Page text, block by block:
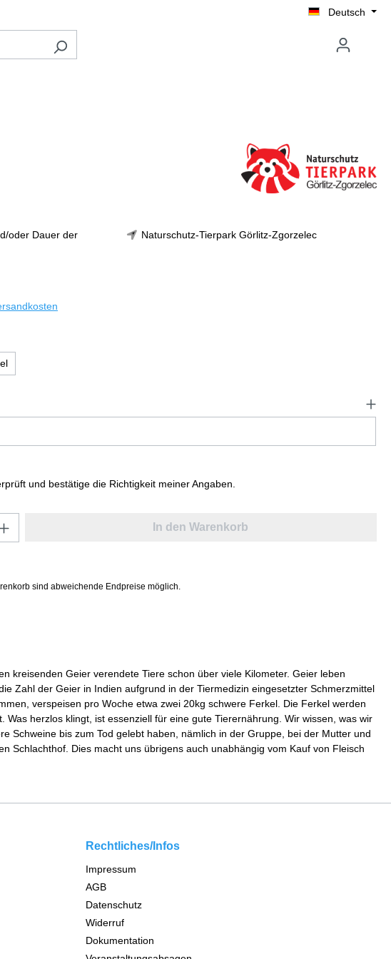
Deutsch
oder Dauer der
Naturschutz-Tierpark Görlitz-Zgorzelec
und bestätige die Richtigkeit meiner Angaben.
In den Warenkorb
sind abweichende Endpreise möglich.
kreisenden Geier verendete Tiere schon über viele Kilometer. Geier leben
Zahl der Geier in Indien aufgrund in der Tiermedizin eingesetzter Schmerzmittel
verspeisen pro Woche etwa zwei 20kg schwere Ferkel. Die Ferkel werden
herzlos klingt, ist essenziell für eine gute Tierernährung. Wir wissen, was wir
Schweine bis zum Tod gelebt haben, nämlich in der Gruppe, bei der Mutter und
Schlachthof. Dies macht uns übrigens auch unabhängig vom Kauf von Fleisch
Rechtliches/Infos
Impressum
AGB
Datenschutz
Widerruf
Dokumentation